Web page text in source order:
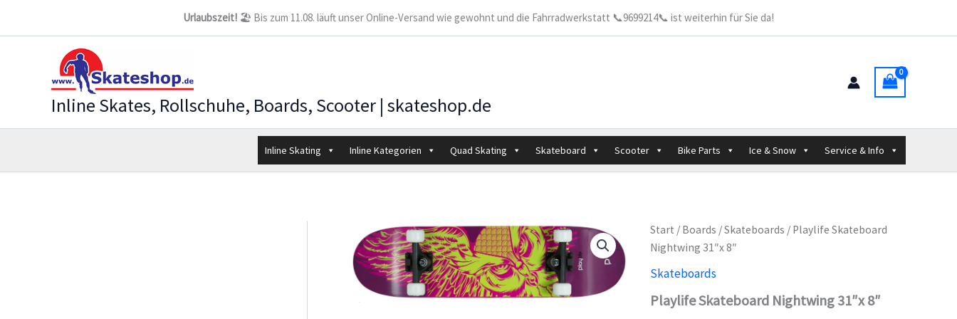
Urlaubszeit! 🏖️ Bis zum 11.08. läuft unser Online-Versand wie gewohnt und die Fahrradwerkstatt 📞9699214📞 ist weiterhin für Sie da!
Inline Skates, Rollschuhe, Boards, Scooter | skateshop.de
Inline Skating Inline Kategorien Quad Skating Skateboard Scooter Bike Parts Ice & Snow Service & Info
Start / Boards /Skateboards / Playlife Skateboard
Nightwing 31″x 8″
Skateboards
Playlife Skateboard Nightwing 31″x 8″
8"